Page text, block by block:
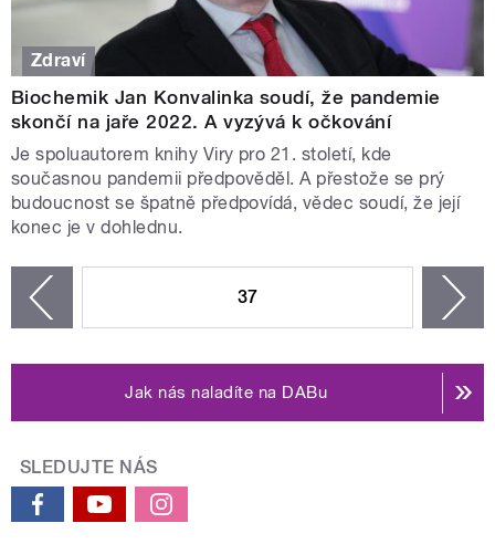
Zdraví
Biochemik Jan Konvalinka soudí, že pandemie
skončí na jaře 2022. A vyzývá k očkování
Je spoluautorem knihy Viry pro 21. století, kde
současnou pandemii předpověděl. A přestože se prý
budoucnost se špatně předpovídá, vědec soudí, že její
konec je v dohlednu.
37
Jak nás naladíte na DABu
SLEDUJTE NÁS